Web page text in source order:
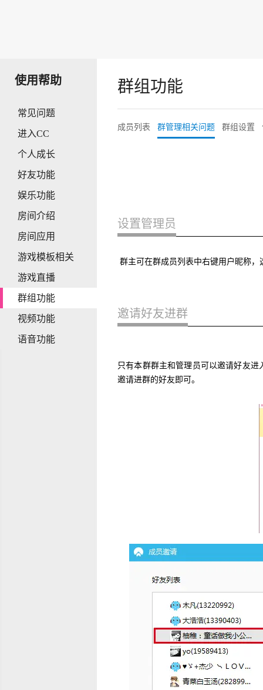
使用帮助
常见问题
进入CC
个人成长
好友功能
娱乐功能
房间介绍
房间应用
游戏模板相关
游戏直播
群组功能
视频功能
语音功能
群组功能
成员列表 群管理相关问题 群组设置
设置管理员
群主可在群成员列表中右键用户昵称
邀请好友进群
只有本群群主和管理员可以邀请好友
邀请进群的好友即可。